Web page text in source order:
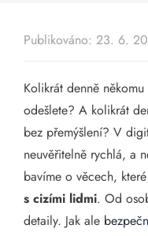
Publikováno: 23. 6.
Kolikrát denně
odešlete? A kolikrát
bez přemýšlení? V
neuvěřitelně rychlá, a
bavíme o věcech, které
s cizími lidmi. Od
detaily. Jak ale